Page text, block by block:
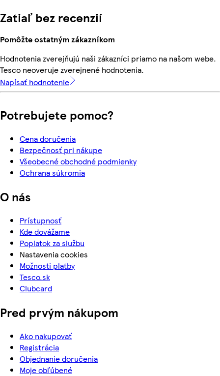
Zatiaľ bez recenzií
Pomôžte ostatným zákazníkom
Hodnotenia zverejňujú naši zákazníci priamo na našom webe.
Tesco neoveruje zverejnené hodnotenia.
Napísať hodnotenie
Potrebujete pomoc?
Cena doručenia
Bezpečnosť pri nákupe
Všeobecné obchodné podmienky
Ochrana súkromia
O nás
Prístupnosť
Kde dovážame
Poplatok za službu
Nastavenia cookies
Možnosti platby
Tesco.sk
Clubcard
Pred prvým nákupom
Ako nakupovať
Registrácia
Objednanie doručenia
Moje obľúbené